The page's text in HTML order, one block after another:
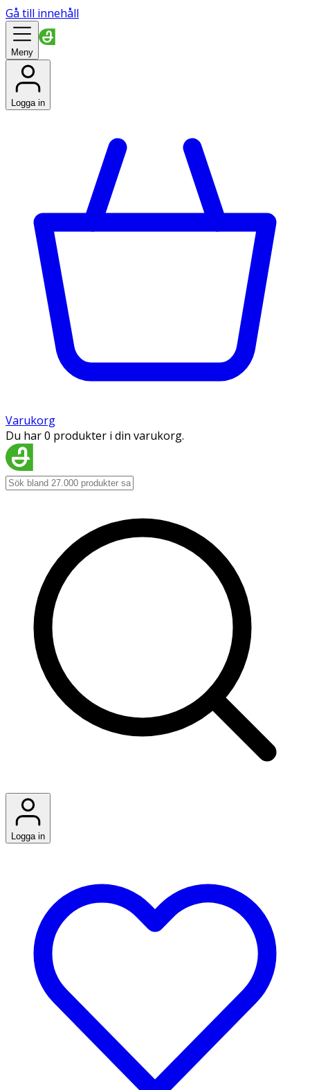
Gå till innehåll
Meny
Logga in
Varukorg
Du har 0 produkter i din varukorg.
Logga in